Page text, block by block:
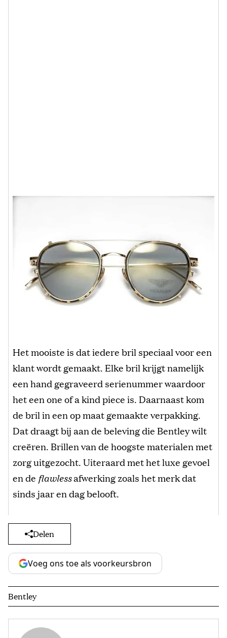
Het mooiste is dat iedere bril speciaal voor een
klant wordt gemaakt. Elke bril krijgt namelijk
een hand gegraveerd serienummer waardoor
het een one of a kind piece is. Daarnaast kom
de bril in een op maat gemaakte verpakking.
Dat draagt bij aan de beleving die Bentley wilt
creëren. Brillen van de hoogste materialen met
zorg uitgezocht. Uiteraard met het luxe gevoel
en de flawlessafwerking zoals het merk dat
sinds jaar en dag belooft.
Delen
Voeg ons toe als voorkeursbron
Bentley